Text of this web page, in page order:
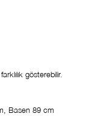
gösterebilir.
Basen 89 cm